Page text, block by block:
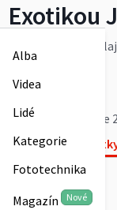
Alba
Videa
Lidé
Kategorie
Fototechnika
Magazín Nové
Exotikou
Thajsko, Laos,
Více
Aleš Rajský
Exotikou JV Asie
0